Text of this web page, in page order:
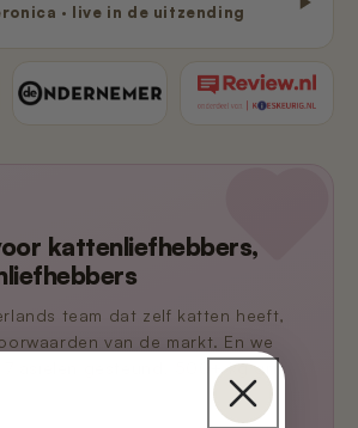
· live in de uitzending
kattenliefhebbers,
team dat zelf katten heeft,
van de markt. En we
7 asielen gesteund, 500+ kg grit